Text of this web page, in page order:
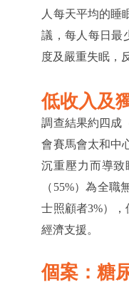
人每天平均的睡
議，每人每日最
度及嚴重失眠，
低收入及
調查結果約四成
會賽馬會太和中
沉重壓力而導致
（55%）為全
士照顧者3%）
經濟支援。
個案：糖